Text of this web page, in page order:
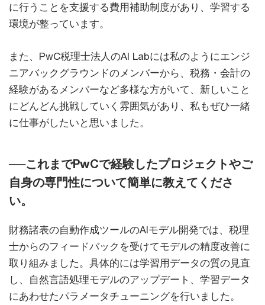
に行うことを支援する費用補助制度があり、学習する
環境が整っています。
また、PwC税理士法人のAI Labには私のようにエンジ
ニアバックグラウンドのメンバーから、税務・会計の
経験があるメンバーなど多様な方がいて、新しいこと
にどんどん挑戦していく雰囲気があり、私もぜひ一緒
に仕事がしたいと思いました。
──これまでPwCで経験したプロジェクトやご
自身の専門性について簡単に教えてくださ
い。
財務諸表の自動作成ツールのAIモデル開発では、税理
士からのフィードバックを受けてモデルの精度改善に
取り組みました。具体的には学習用データの質の見直
し、自然言語処理モデルのアップデート、学習データ
にあわせたパラメータチューニングを行いました。